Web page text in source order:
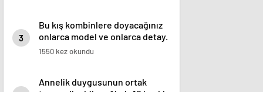
3
Bu kış kombinlere doyacağınız
onlarca model ve onlarca detay.
1550 kez okundu
Annelik duygusunun ortak